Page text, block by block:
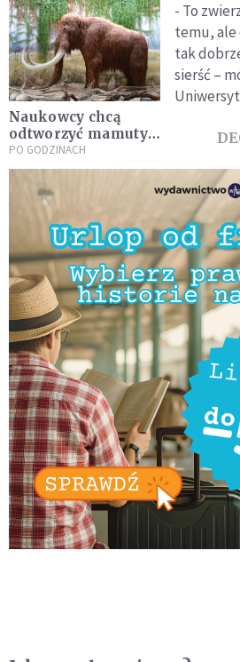
Naukowcy chcą
odtworzyć mamuty.
Pierwszy może
urodzić się za sześć
PO GODZINACH
- To
temu, ale
tak
sierść –